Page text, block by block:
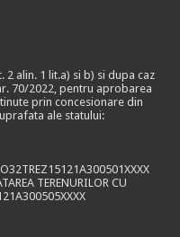
alin. 1 lit.a) si b) si dupa caz
70/2022, pentru aprobarea
prin concesionare din
ale statului:
TERENURILOR CU